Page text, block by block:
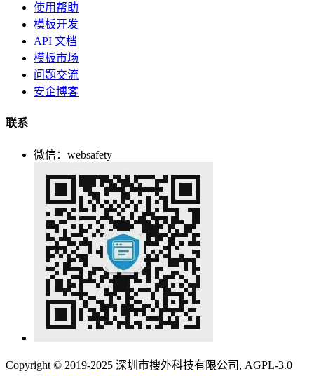
使用帮助
模板开发
API 文档
模板市场
问题交流
安企博客
联系
微信：websafety
Copyright © 2019-2025 深圳市搜外科技有限公司, AGPL-3.0